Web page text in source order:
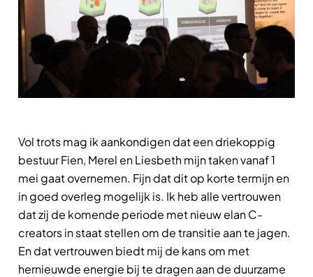
Vol trots mag ik aankondigen dat een driekoppig
bestuur Fien, Merel en Liesbeth mijn taken vanaf 1
mei gaat overnemen. Fijn dat dit op korte termijn en
in goed overleg mogelijk is. Ik heb alle vertrouwen
dat zij de komende periode met nieuw elan C-
creators in staat stellen om de transitie aan te jagen.
En dat vertrouwen biedt mij de kans om met
hernieuwde energie bij te dragen aan de duurzame